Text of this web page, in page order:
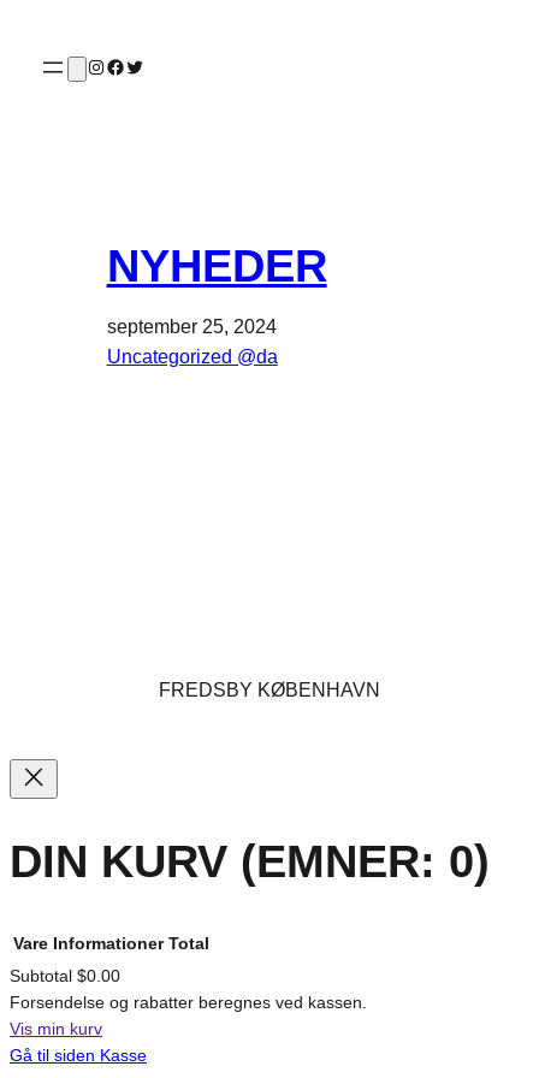
indhold
Instagram
Facebook
Twitter
NYHEDER
september 25, 2024
Uncategorized @da
FREDSBY KØBENHAVN
DIN KURV (EMNER: 0)
VARER
Vare Informationer Total
Subtotal $0.00
Forsendelse og rabatter beregnes ved kassen.
Vis min kurv
Gå til siden Kasse